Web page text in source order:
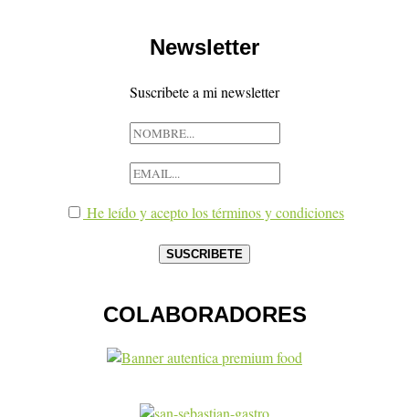
Newsletter
Suscribete a mi newsletter
He leído y acepto los términos y condiciones
COLABORADORES